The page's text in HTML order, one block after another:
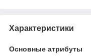
Характеристики
Основные атрибуты